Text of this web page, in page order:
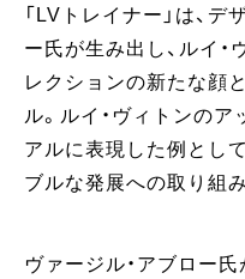
「LVトレイナー」は、
ー氏が生み出し、ルイ・
レクションの新たな顔
ル。ルイ・ヴィトンの
アルに表現した例とし
ブルな発展への取り組
ヴァージル・アブロー